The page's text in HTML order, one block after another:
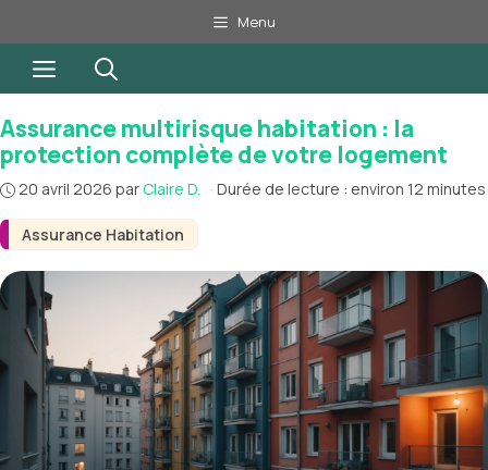
au
contenu
Menu
Menu
Assurance Habitation
Assurance multirisque habitation : la
protection complète de votre logement
20 avril 2026 par Claire D. · Durée de lecture : environ 12 minutes